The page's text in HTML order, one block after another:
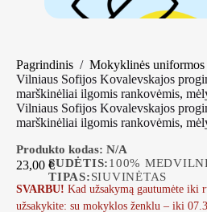
Pagrindinis / Mokyklinės uniformos
Vilniaus Sofijos Kovalevskajos
marškinėliai ilgomis rankovėmis,
Vilniaus Sofijos Kovalevskajos
marškinėliai ilgomis rankovėmis,
Produkto kodas: N/A
SUDĖTIS:100%
TIPAS:SIUVINĖTAS
23,00 €
SVARBU! Kad užsakymą gautumėte iki
užsakykite: su mokyklos ženklu – iki